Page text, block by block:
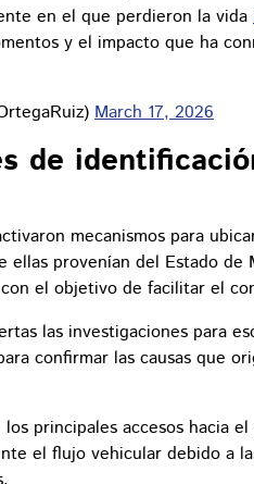
en el que perdieron la vida
y el impacto que ha
March 17, 2026
de
mecanismos para
ellas provenían del Estado
el objetivo de facilitar el
las investigaciones para
confirmar las causas que
principales accesos hacia
el flujo vehicular debido a